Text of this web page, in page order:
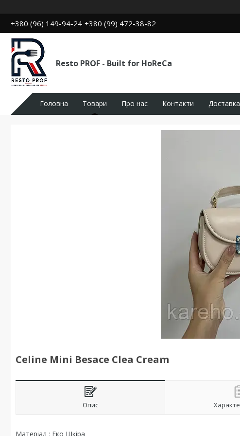
+380 (96) 149-94-24 +380 (99) 472-38-82
Resto PROF - Built for HoReCa
Головна Товари Про нас Контакти
Celine Mini Besace Clea Cream
Опис
Матеріал : Еко Шкіра